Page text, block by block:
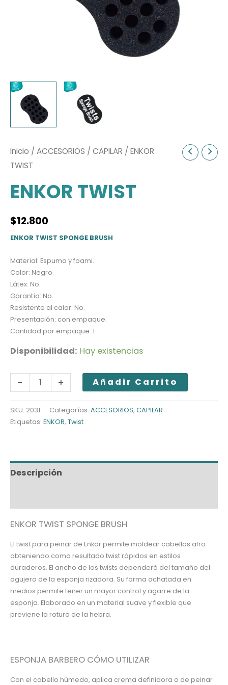
Inicio / ACCESORIOS / CAPILAR / ENKOR
TWIST
ENKOR TWIST
$12.800
ENKOR TWIST SPONGE BRUSH
Material: Espuma y foami.
Color: Negro.
Látex: No.
Garantía: No.
Resistente al calor: No.
Presentación: con empaque.
Cantidad por empaque: 1
Disponibilidad: Hay existencias
-
ENKOR
TWIST
cantidad
+ Añadir Carrito
SKU: 2031 Categorías: ACCESORIOS, CAPILAR
Etiquetas: ENKOR, Twist
Descripción
ENKOR TWIST SPONGE BRUSH
El twist para peinar de Enkor permite moldear cabellos afro
obteniendo como resultado twist rápidos en estilos
duraderos. El ancho de los twists dependerá del tamaño del
agujero de la esponja rizadora. Su forma achatada en
medios permite tener un mayor control y agarre de la
esponja. Elaborado en un material suave y flexible que
previene la rotura de la hebra.
ESPONJA BARBERO CÓMO UTILIZAR
Con el cabello húmedo, aplica crema definidora o de peinar